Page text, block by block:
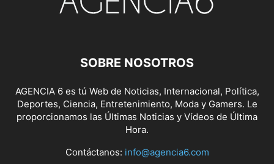
SOBRE NOSOTROS
AGENCIA 6 es tú Web de Noticias, Internacional, Política,
Deportes, Ciencia, Entretenimiento, Moda y Gamers. Le
proporcionamos las Últimas Noticias y Vídeos de Última
Hora.
Contáctanos: info@agencia6.com